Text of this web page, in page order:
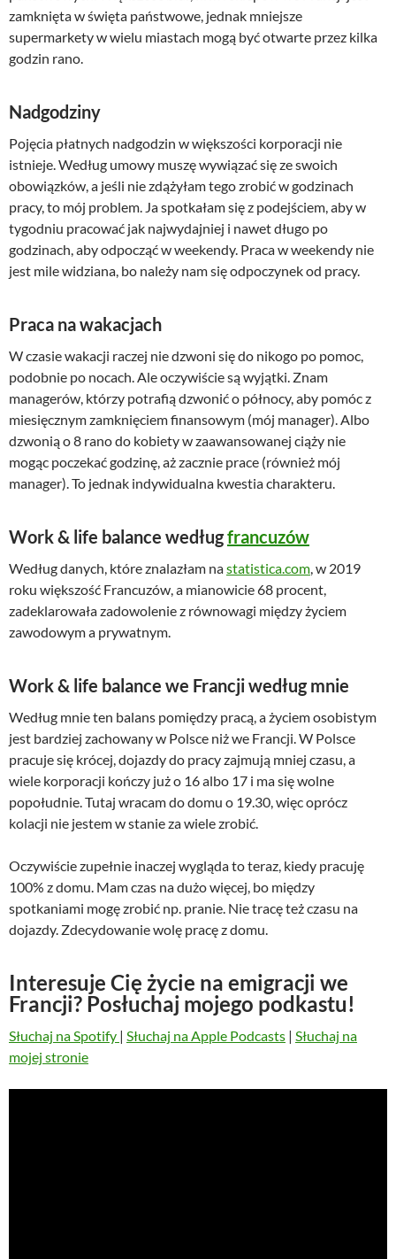
zamknięta w święta państwowe, jednak mniejsze
supermarkety w wielu miastach mogą być otwarte przez kilka
godzin rano.
Nadgodziny
Pojęcia płatnych nadgodzin w większości korporacji nie
istnieje. Według umowy muszę wywiązać się ze swoich
obowiązków, a jeśli nie zdążyłam tego zrobić w godzinach
pracy, to mój problem. Ja spotkałam się z podejściem, aby w
tygodniu pracować jak najwydajniej i nawet długo po
godzinach, aby odpocząć w weekendy. Praca w weekendy nie
jest mile widziana, bo należy nam się odpoczynek od pracy.
Praca na wakacjach
W czasie wakacji raczej nie dzwoni się do nikogo po pomoc,
podobnie po nocach. Ale oczywiście są wyjątki. Znam
managerów, którzy potrafią dzwonić o północy, aby pomóc z
miesięcznym zamknięciem finansowym (mój manager). Albo
dzwonią o 8 rano do kobiety w zaawansowanej ciąży nie
mogąc poczekać godzinę, aż zacznie prace (również mój
manager). To jednak indywidualna kwestia charakteru.
Work & life balance wedługfrancuzów
Według danych, które znalazłam nastatistica.com, w 2019
roku większość Francuzów, a mianowicie 68 procent,
zadeklarowała zadowolenie z równowagi między życiem
zawodowym a prywatnym.
Work & life balance we Francji według mnie
Według mnie ten balans pomiędzy pracą, a życiem osobistym
jest bardziej zachowany w Polsce niż we Francji. W Polsce
pracuje się krócej, dojazdy do pracy zajmują mniej czasu, a
wiele korporacji kończy już o 16 albo 17 i ma się wolne
popołudnie. Tutaj wracam do domu o 19.30, więc oprócz
kolacji nie jestem w stanie za wiele zrobić.
Oczywiście zupełnie inaczej wygląda to teraz, kiedy pracuję
100% z domu. Mam czas na dużo więcej, bo między
spotkaniami mogę zrobić np. pranie. Nie tracę też czasu na
dojazdy. Zdecydowanie wolę pracę z domu.
Interesuje Cię życie na emigracji we
Francji? Posłuchaj mojego podkastu!
Słuchaj na Spotify | Słuchaj na Apple Podcasts | Słuchaj na
mojej stronie